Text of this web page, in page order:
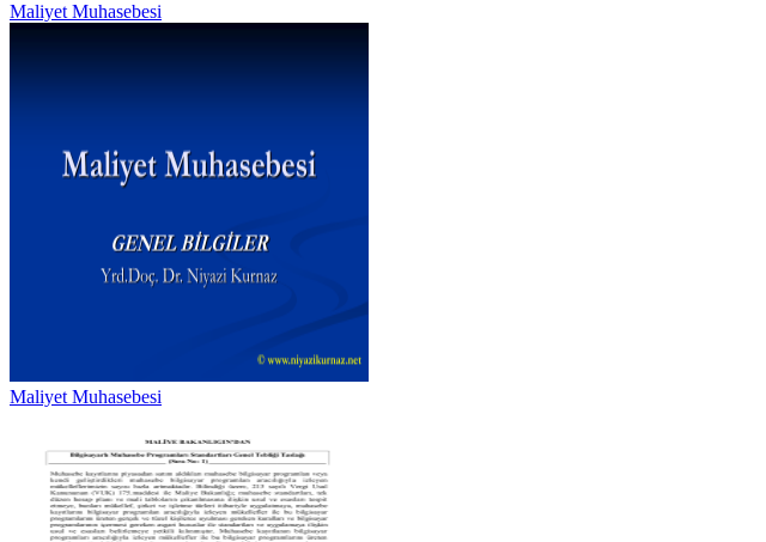
Maliyet Muhasebesi
Maliyet Muhasebesi